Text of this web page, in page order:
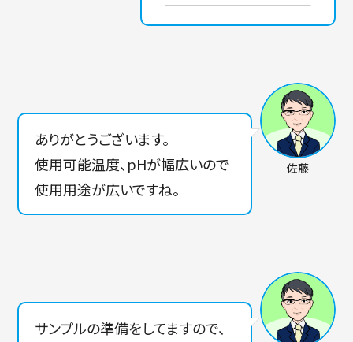
ありがとうございます。
使用可能温度、pHが幅広いので
使用用途が広いですね。
佐藤
サンプルの準備をしてますので、